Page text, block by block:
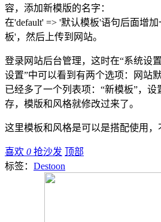
容，添加新模版的名字：
在'default' => '默认模板'语句后面增
板'，然后上传到网站。
登录网站后台管理，这时在“系统设
设置”中可以看到有两个选项：网站
已经多了一个列表项：“新模板”，
存，模版和风格就修改过来了。
这里模板和风格是可以是搭配使用，
喜欢 0 抢沙发 顶部
标签： Destoon